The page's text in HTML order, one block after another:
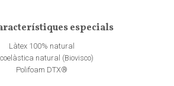
especials
Làtex 100% natural
natural (Biovisco)
Polifoam DTX®